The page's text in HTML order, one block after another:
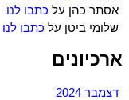
אסתר כהן על כתבו לנו
שלומי ביטן על כתבו לנו
ארכיונים
דצמבר 2024